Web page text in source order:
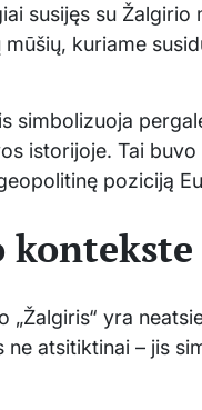
susijęs su
kuriame
simbolizuoja
istorijoje. Tai
poziciją
kontekste
„Žalgiris“ yra
atsitiktinai – jis